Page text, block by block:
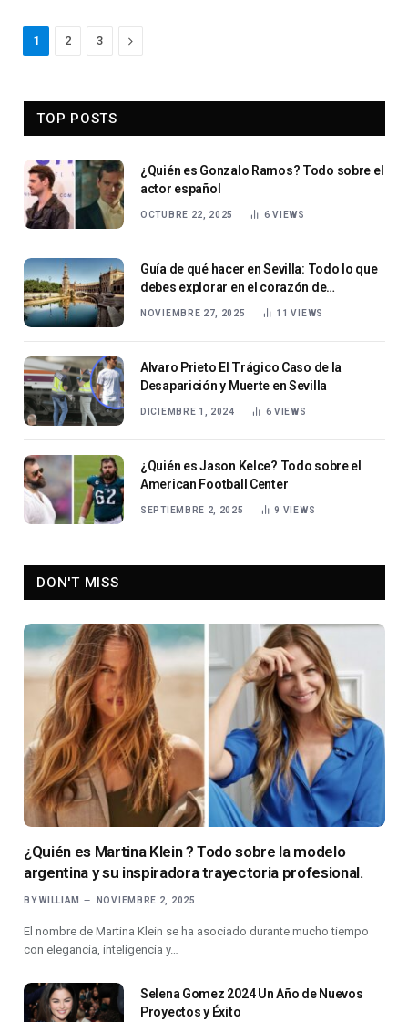
1 2 3 Next
TOP POSTS
¿Quién es Gonzalo Ramos? Todo sobre el
actor español
OCTUBRE 22, 2025 6VIEWS
Guía de qué hacer en Sevilla: Todo lo que
debes explorar en el corazón de
NOVIEMBRE 27, 2025 11VIEWS
Alvaro Prieto El Trágico Caso de la
Desaparición y Muerte en Sevilla
DICIEMBRE 1, 2024 6VIEWS
¿Quién es Jason Kelce? Todo sobre el
American Football Center
SEPTIEMBRE 2, 2025 9 VIEWS
DON'T MISS
¿Quién es Martina Klein ? Todo sobre la modelo
argentina y su inspiradora trayectoria profesional.
BY WILLIAM NOVIEMBRE 2, 2025
El nombre de Martina Klein se ha asociado durante mucho tiempo
con elegancia, inteligencia y…
Selena Gomez 2024 Un Año de Nuevos
Proyectos y Éxito